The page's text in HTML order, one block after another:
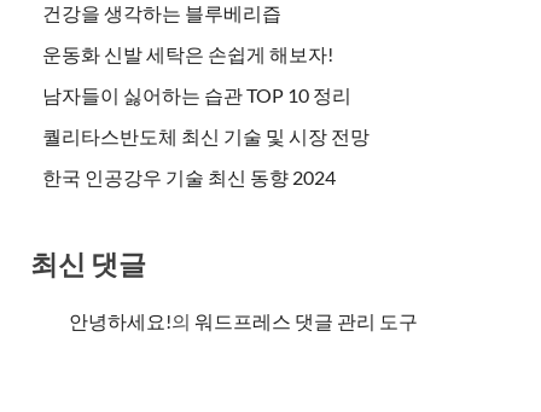
건강을 생각하는 블루베리즙
운동화 신발 세탁은 손쉽게 해보자!
남자들이 싫어하는 습관 TOP 10 정리
퀄리타스반도체 최신 기술 및 시장 전망
한국 인공강우 기술 최신 동향 2024
최신 댓글
안녕하세요!의 워드프레스 댓글 관리 도구